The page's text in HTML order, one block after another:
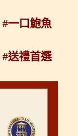
#一口鮑魚
#送禮首選